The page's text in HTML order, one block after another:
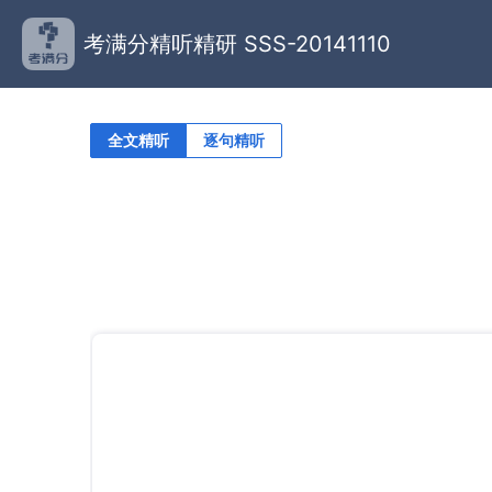
考满分精听精研 SSS-20141110
全文精听 逐句精听